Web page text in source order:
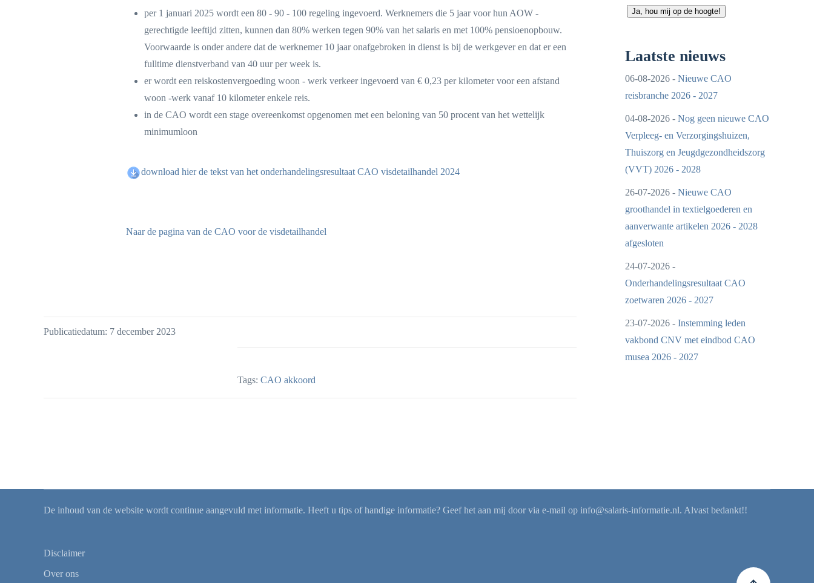
per 1 januari 2025 wordt een 80 - 90 - 100 regeling ingevoerd. Werknemers die 5 jaar voor hun AOW -
gerechtigde leeftijd zitten, kunnen dan 80% werken tegen 90% van het salaris en met 100% pensioenopbouw.
Voorwaarde is onder andere dat de werknemer 10 jaar onafgebroken in dienst is bij de werkgever en dat er een
fulltime dienstverband van 40 uur per week is.
er wordt een reiskostenvergoeding woon - werk verkeer ingevoerd van € 0,23 per kilometer voor een afstand
woon -werk vanaf 10 kilometer enkele reis.
in de CAO wordt een stage overeenkomst opgenomen met een beloning van 50 procent van het wettelijk
minimumloon
download hier de tekst van het onderhandelingsresultaat CAO visdetailhandel 2024
Naar de pagina van de CAO voor de visdetailhandel
Publicatiedatum: 7 december 2023
Tags: CAO akkoord
Ja, hou mij op de hoogte!
Laatste nieuws
06-08-2026 - Nieuwe CAO
reisbranche 2026 - 2027
04-08-2026 - Nog geen nieuwe CAO
Verpleeg- en Verzorgingshuizen,
Thuiszorg en Jeugdgezondheidszorg
(VVT) 2026 - 2028
26-07-2026 - Nieuwe CAO
groothandel in textielgoederen en
aanverwante artikelen 2026 - 2028
afgesloten
24-07-2026 -
Onderhandelingsresultaat CAO
zoetwaren 2026 - 2027
23-07-2026 - Instemming leden
vakbond CNV met eindbod CAO
musea 2026 - 2027
De inhoud van de website wordt continue aangevuld met informatie. Heeft u tips of handige informatie? Geef het aan mij door via e-mail op info@salaris-informatie.nl. Alvast bedankt!!
Disclaimer
Over ons